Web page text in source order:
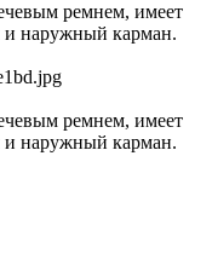
ремнем, имеет
и наружный карман.
ремнем, имеет
и наружный карман.